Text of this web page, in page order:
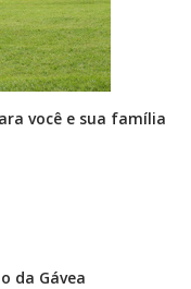
você e sua família
da Gávea